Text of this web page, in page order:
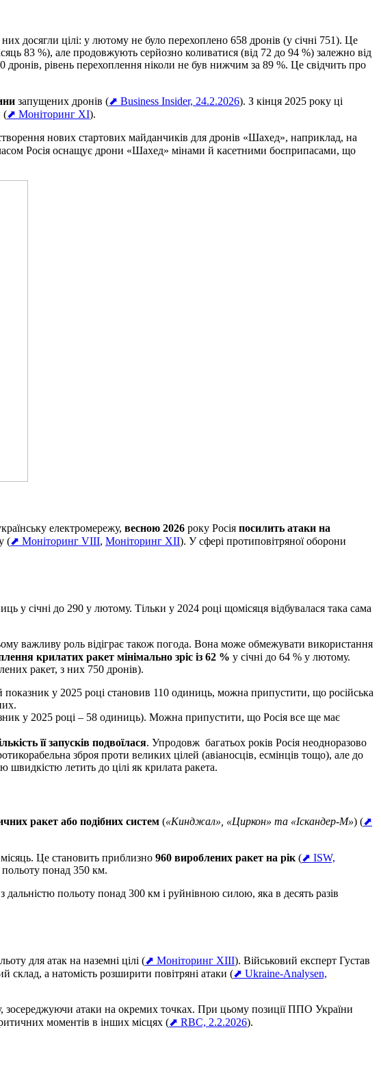
досягли цілі: у лютому не було перехоплено 658 дронів (у січні 751). Це
83 %), але продовжують серйозно коливатися (від 72 до 94 %) залежно від
рівень перехоплення ніколи не був нижчим за 89 %. Це свідчить про
запущених дронів (⬈ Business Insider, 24.2.2026). З кінця 2025 року ці
(⬈ Моніторинг XI).
нових стартових майданчиків для дронів «Шахед», наприклад, на
Росія оснащує дрони «Шахед» мінами й касетними боєприпасами, що
електромережу, весною 2026 року Росія посилить атаки на
(⬈ Моніторинг VIII, Моніторинг XII). У сфері протиповітряної оборони
у січні до 290 у лютому. Тільки у 2024 році щомісяця відбувалася така сама
важливу роль відіграє також погода. Вона може обмежувати використання
крилатих ракет мінімально зріс із 62 % у січні до 64 % у лютому.
ракет, з них 750 дронів).
показник у 2025 році становив 110 одиниць, можна припустити, що російська
у 2025 році – 58 одиниць). Можна припустити, що Росія все ще має
її запусків подвоїлася. Упродовж багатьох років Росія неодноразово
зброя проти великих цілей (авіаносців, есмінців тощо), але до
швидкістю летить до цілі як крилата ракета.
ракет або подібних систем («Кинджал», «Циркон» та «Іскандер-М») (⬈
Це становить приблизно 960 вироблених ракет на рік(⬈ ISW,
польоту понад 350 км.
дальністю польоту понад 300 км і руйнівною силою, яка в десять разів
для атак на наземні цілі (⬈ Моніторинг XIII). Військовий експерт Густав
склад, а натомість розширити повітряні атаки (⬈ Ukraine-Analysen,
зосереджуючи атаки на окремих точках. При цьому позиції ППО України
моментів в інших місцях (⬈ RBC, 2.2.2026).